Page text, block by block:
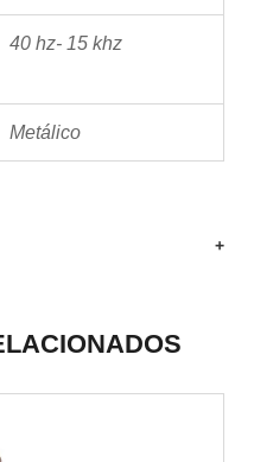
40 hz- 15 khz
Metálico